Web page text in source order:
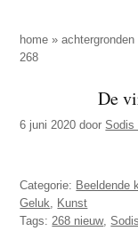
p
d
z
e
i
t
i
n
n
z
e
home »achtergronden
268
De
6 juni 2020 doorSodis
Categorie: Beeldende
Geluk
Kunst
Tags: 268 nieuw,